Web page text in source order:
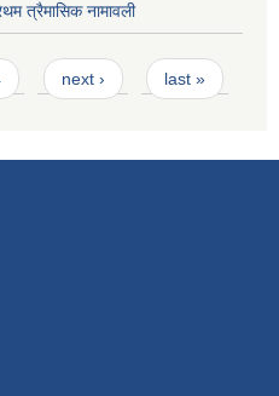
त्रैमासिक नामावली
next › last »